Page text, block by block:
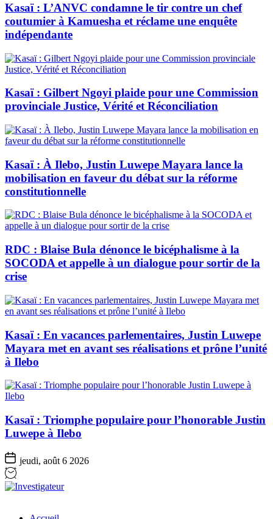
Kasaï : L’ANVC condamne le tir contre un chef
coutumier à Kamuesha et réclame une enquête
indépendante
Kasaï : Gilbert Ngoyi plaide pour une Commission
provinciale Justice, Vérité et Réconciliation
Kasaï : À Ilebo, Justin Luwepe Mayara lance la
mobilisation en faveur du débat sur la réforme
constitutionnelle
RDC : Blaise Bula dénonce le bicéphalisme à la
SOCODA et appelle à un dialogue pour sortir de la
crise
Kasaï : En vacances parlementaires, Justin Luwepe
Mayara met en avant ses réalisations et prône l’unité
à Ilebo
Kasaï : Triomphe populaire pour l’honorable Justin
Luwepe à Ilebo
jeudi, août 6 2026